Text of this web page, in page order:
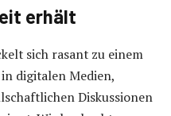
erhält
sich rasant zu einem
digitalen Medien,
Diskussionen